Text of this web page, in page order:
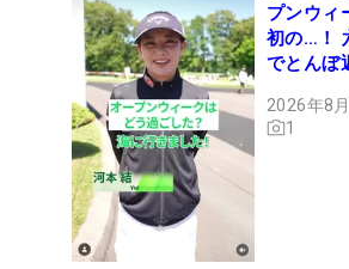
プンウ
初の…！
でとんぼ
2026年8
1